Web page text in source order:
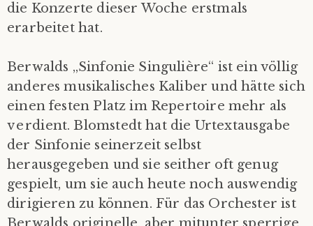
die Konzerte dieser Woche erstmals
erarbeitet hat.
Berwalds „Sinfonie Singulière“ ist ein völlig
anderes musikalisches Kaliber und hätte sich
einen festen Platz im Repertoire mehr als
verdient. Blomstedt hat die Urtextausgabe
der Sinfonie seinerzeit selbst
herausgegeben und sie seither oft genug
gespielt, um sie auch heute noch auswendig
dirigieren zu können. Für das Orchester ist